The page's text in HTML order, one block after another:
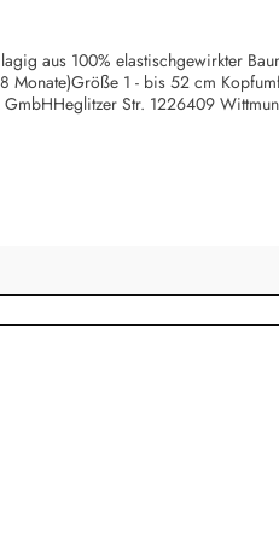
aus 100% elastischgewirkter
Monate)Größe 1 - bis 52 cm
Str. 1226409